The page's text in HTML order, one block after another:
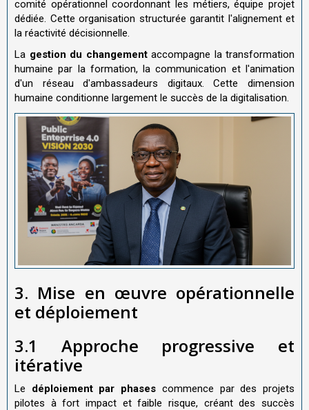
comité opérationnel coordonnant les métiers, équipe projet
dédiée. Cette organisation structurée garantit l'alignement et
la réactivité décisionnelle.
La gestion du changementaccompagne la transformation
humaine par la formation, la communication et l'animation
d'un réseau d'ambassadeurs digitaux. Cette dimension
humaine conditionne largement le succès de la digitalisation.
3. Mise en œuvre opérationnelle
et déploiement
3.1 Approche progressive et
itérative
Le déploiement par phases commence par des projets
pilotes à fort impact et faible risque, créant des succès